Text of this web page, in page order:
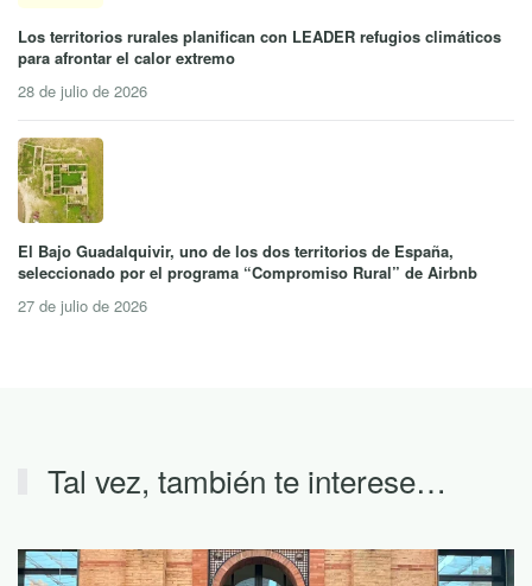
Los territorios rurales planifican con LEADER refugios climáticos
para afrontar el calor extremo
28 de julio de 2026
El Bajo Guadalquivir, uno de los dos territorios de España,
seleccionado por el programa “Compromiso Rural” de Airbnb
27 de julio de 2026
Tal vez, también te interese…